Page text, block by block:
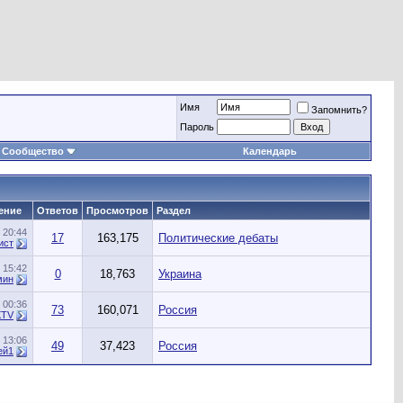
Имя
Запомнить?
Пароль
Сообщество Календарь
Ответов Просмотров Раздел
20:44
17 163,175 Политические дебаты
15:42
0 18,763 Украина
00:36
73 160,071 Россия
13:06
49 37,423 Россия